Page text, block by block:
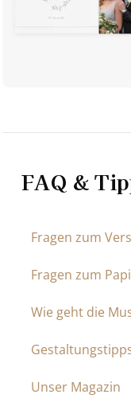
FAQ &
Fragen zum
Fragen zum
Wie geht die
Unser Magazin